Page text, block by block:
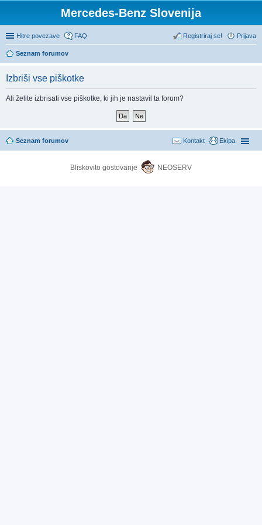
Mercedes-Benz Slovenija
Hitre povezave FAQ Prijava
Registriraj se!
Seznam forumov
Izbriši vse piškotke
Ali želite izbrisati vse piškotke, ki jih je nastavil ta forum?
Seznam forumov Ekipa
Kontakt
Bliskovito gostovanje NEOSERV